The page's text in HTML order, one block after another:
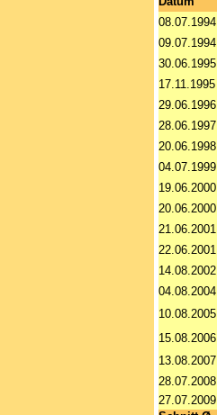
08.07.1994
09.07.1994
30.06.1995
17.11.1995
29.06.1996
28.06.1997
20.06.1998
04.07.1999
19.06.2000
20.06.2000
21.06.2001
22.06.2001
14.08.2002
04.08.2004
10.08.2005
15.08.2006
13.08.2007
28.07.2008
27.07.2009